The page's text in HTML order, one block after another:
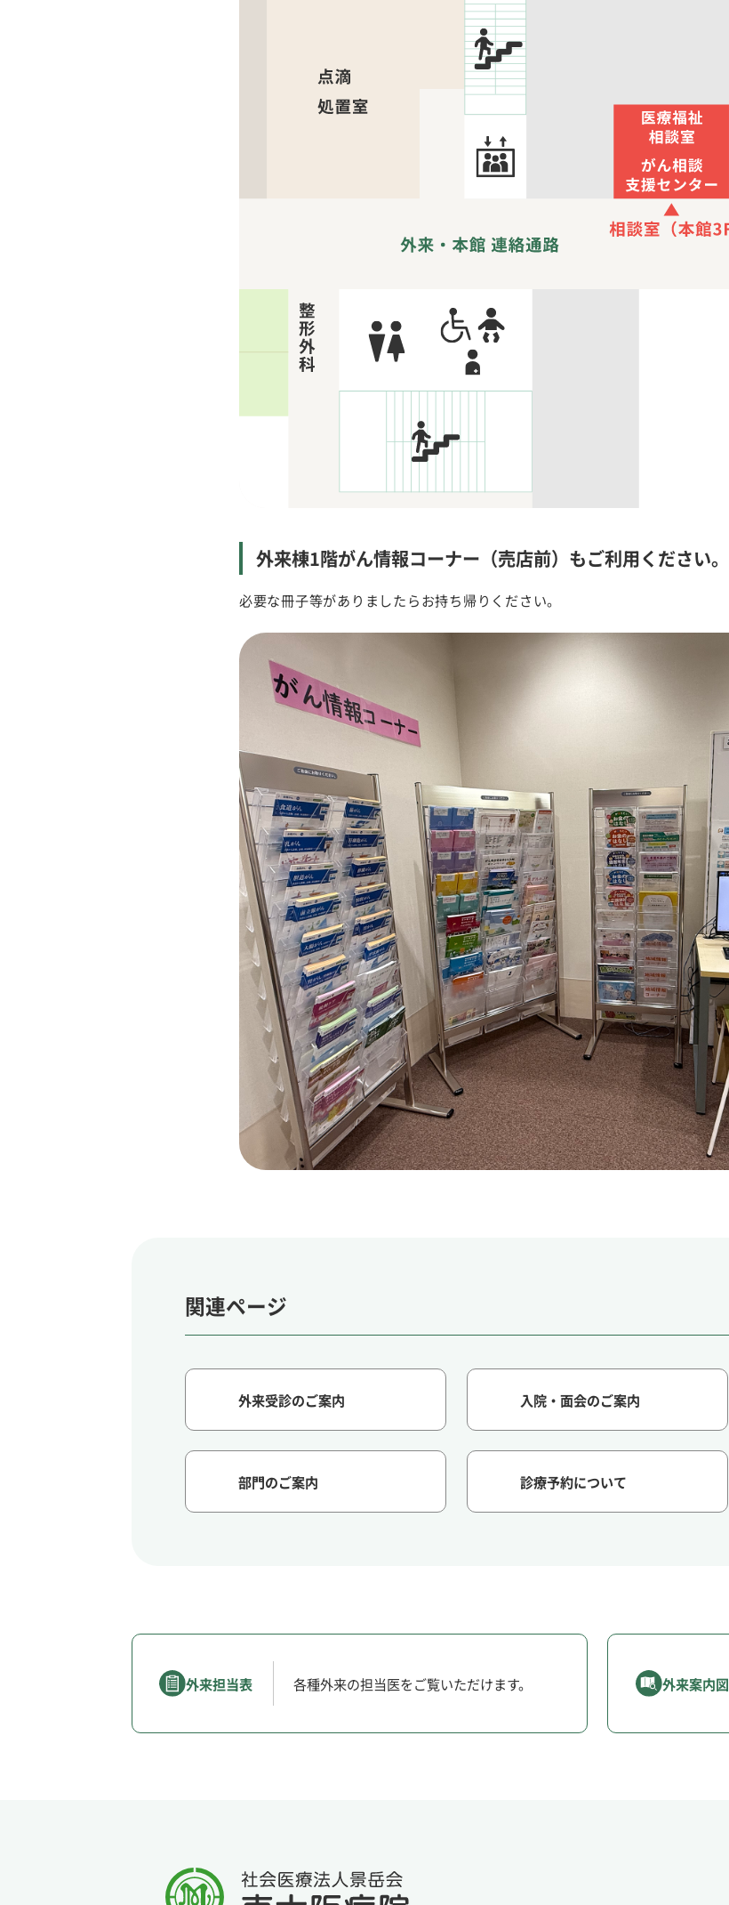
外来棟1階がん情報コーナー（売店前）もご利用ください。
必要な冊子等がありましたらお持ち帰りください。
関連ページ
外来受診のご案内 入院・面会のご案内
部門のご案内 診療予約について
外来担当表 各種外来の担当医をご覧いただけます。 外来案内図